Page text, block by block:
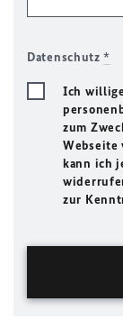
Datenschutz*
Ich
zum
Webseite
kann ich
zur